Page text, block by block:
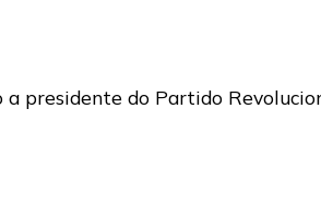
presidente do Partido